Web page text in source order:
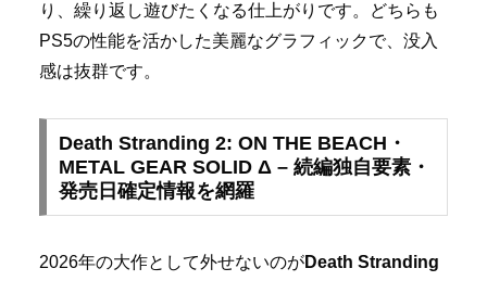
り、繰り返し遊びたくなる仕上がりです。どちらも
PS5の性能を活かした美麗なグラフィックで、没入
感は抜群です。
Death Stranding 2: ON THE BEACH・
METAL GEAR SOLID Δ – 続編独自要素・
発売日確定情報を網羅
2026年の大作として外せないのがDeath Stranding